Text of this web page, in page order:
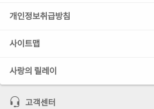
개인정보취급방침
사이트맵
사랑의 릴레이
고객센터